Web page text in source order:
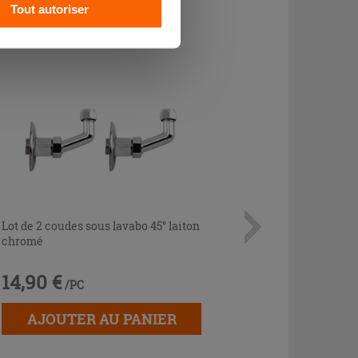
Tout autoriser
Lot de 2 coudes sous lavabo 45° laiton
chromé
14,90 € /PC
AJOUTER AU PANIER